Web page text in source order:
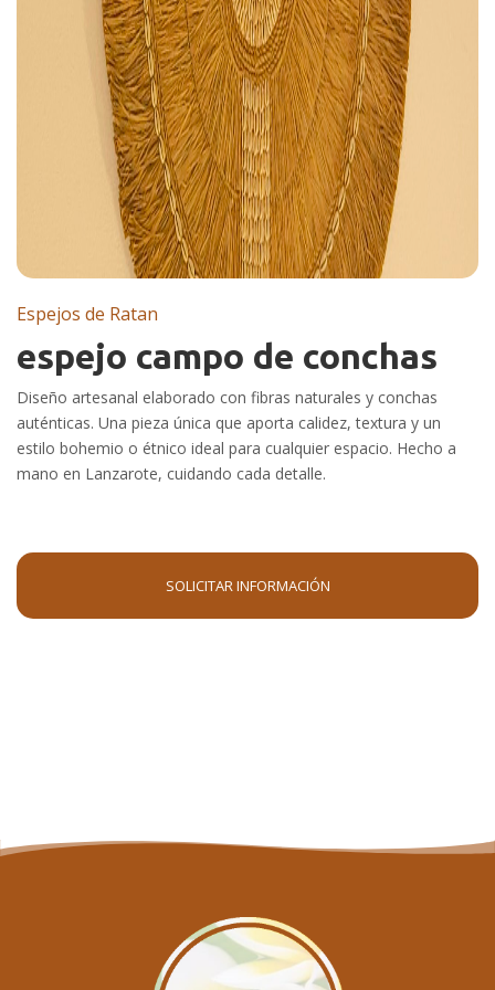
Espejos de Ratan
espejo campo de conchas
Diseño artesanal elaborado con fibras naturales y conchas
auténticas. Una pieza única que aporta calidez, textura y un
estilo bohemio o étnico ideal para cualquier espacio. Hecho a
mano en Lanzarote, cuidando cada detalle.
SOLICITAR INFORMACIÓN